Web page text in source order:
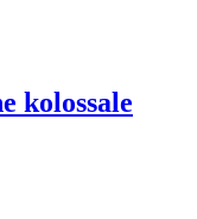
kolossale